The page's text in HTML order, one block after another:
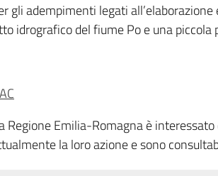
adempimenti legati
del fiume Po e una piccola
Emilia-Romagna è
la loro azione e sono